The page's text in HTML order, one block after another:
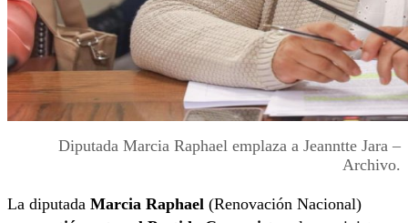
Diputada Marcia Raphael emplaza a Jeanntte Jara –
Archivo.
La diputada Marcia Raphael (Renovación Nacional)